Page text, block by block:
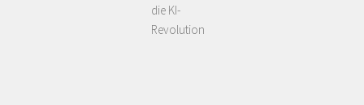
die KI-
Revolution